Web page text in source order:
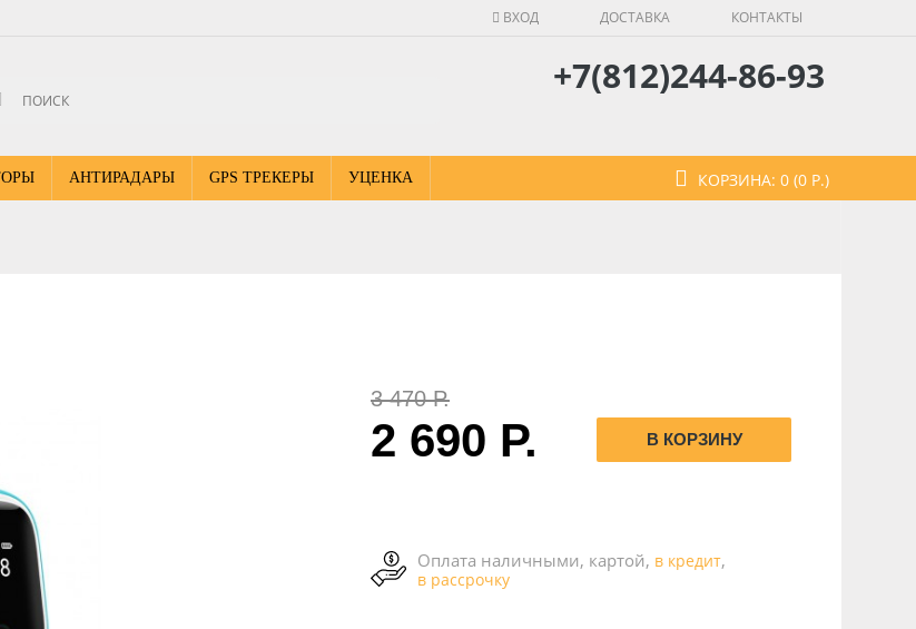
КОНТАКТЫ
ДОСТАВКА
ВХОД
+7(812)244-86-93
КОРЗИНА: 0 (0 Р.)
АНТИРАДАРЫ GPS ТРЕКЕРЫ УЦЕНКА
3 470 Р.
2 690 Р.
Оплата наличными, картой, в кредит,
в рассрочку